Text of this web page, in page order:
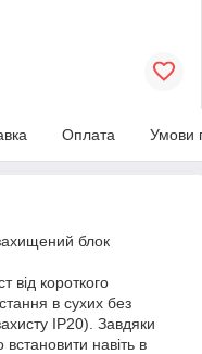
Оплата Умови
блок
від короткого
в сухих без
IP20). Завдяки
навіть в